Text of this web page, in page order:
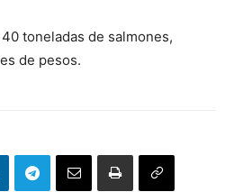
toneladas de salmones,
de pesos.